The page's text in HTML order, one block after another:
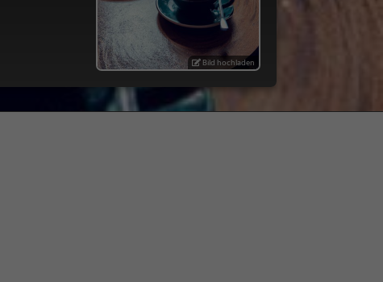
Bild hochladen